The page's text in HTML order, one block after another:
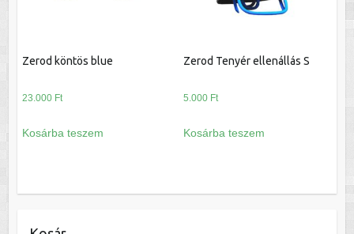
Zerod köntös blue
23.000 Ft
Kosárba teszem
Zerod Tenyér ellenállás S
5.000 Ft
Kosárba teszem